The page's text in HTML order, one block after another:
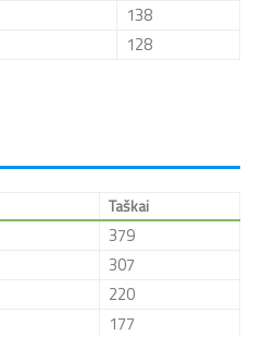
138
128
Taškai
379
307
220
177